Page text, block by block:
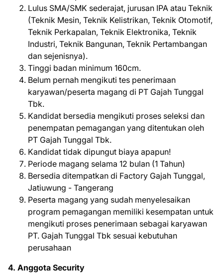
Lulus SMA/SMK sederajat, jurusan IPA atau Teknik
(Teknik Mesin, Teknik Kelistrikan, Teknik Otomotif,
Teknik Perkapalan, Teknik Elektronika, Teknik
Industri, Teknik Bangunan, Teknik Pertambangan
dan sejenisnya).
Tinggi badan minimum 160cm.
Belum pernah mengikuti tes penerimaan
karyawan/peserta magang di PT Gajah Tunggal
Tbk.
Kandidat bersedia mengikuti proses seleksi dan
penempatan pemagangan yang ditentukan oleh
PT Gajah Tunggal Tbk.
Kandidat tidak dipungut biaya apapun!
Periode magang selama 12 bulan (1 Tahun)
Bersedia ditempatkan di Factory Gajah Tunggal,
Jatiuwung - Tangerang
Peserta magang yang sudah menyelesaikan
program pemagangan memiliki kesempatan untuk
mengikuti proses penerimaan sebagai karyawan
PT. Gajah Tunggal Tbk sesuai kebutuhan
perusahaan
4. Anggоtа Sесurіtу